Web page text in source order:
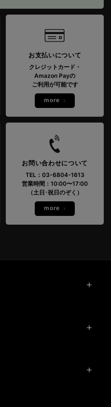
お支払いについて
クレジットカード・
Amazon Payの
ご利用が可能です
more
お問い合わせについて
TEL：03-6804-1613
営業時間：10:00〜17:00
（土日･祝日のぞく）
more